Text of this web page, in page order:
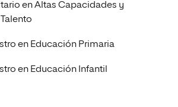
en Altas Capacidades y
en Educación Primaria
en Educación Infantil